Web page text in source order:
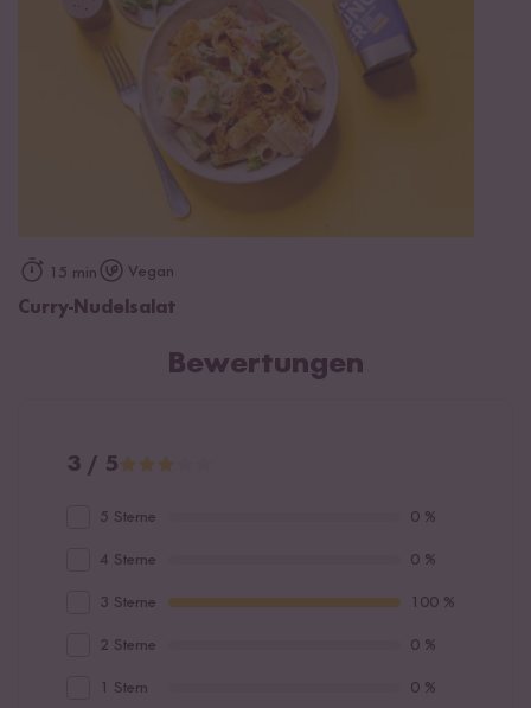
15 min Vegan
Curry-Nudelsalat
Bewertungen
3 / 5
5 Sterne 0 %
4 Sterne 0 %
3 Sterne 100 %
2 Sterne 0 %
1 Stern 0 %